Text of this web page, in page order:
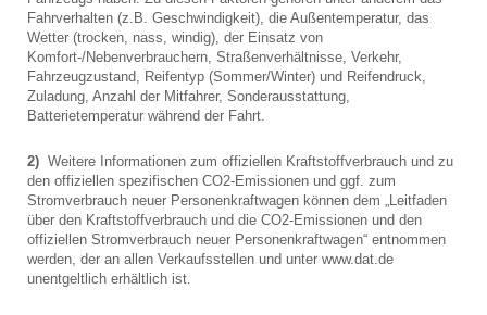
Fahrverhalten (z.B. Geschwindigkeit), die Außentemperatur, das
Wetter (trocken, nass, windig), der Einsatz von
Komfort-/Nebenverbrauchern, Straßenverhältnisse, Verkehr,
Fahrzeugzustand, Reifentyp (Sommer/Winter) und Reifendruck,
Zuladung, Anzahl der Mitfahrer, Sonderausstattung,
Batterietemperatur während der Fahrt.
2) Weitere Informationen zum offiziellen Kraftstoffverbrauch und zu
den offiziellen spezifischen CO2-Emissionen und ggf. zum
Stromverbrauch neuer Personenkraftwagen können dem „Leitfaden
über den Kraftstoffverbrauch und die CO2-Emissionen und den
offiziellen Stromverbrauch neuer Personenkraftwagen“ entnommen
werden, der an allen Verkaufsstellen und unter www.dat.de
unentgeltlich erhältlich ist.